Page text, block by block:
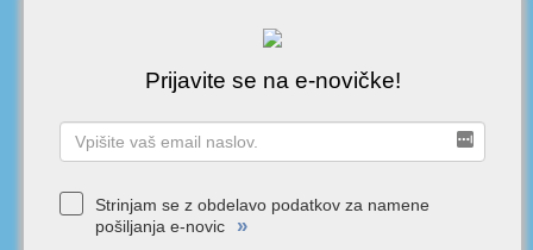
Prijavite se na e-novičke!
Strinjam se z obdelavo podatkov za namene
pošiljanja e-novic
»